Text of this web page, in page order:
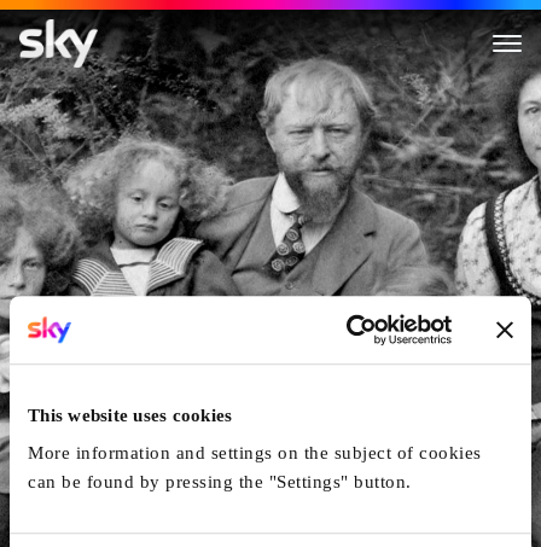
This website uses cookies
More information and settings on the subject of cookies
can be found by pressing the "Settings" button.
Les Giacomettis